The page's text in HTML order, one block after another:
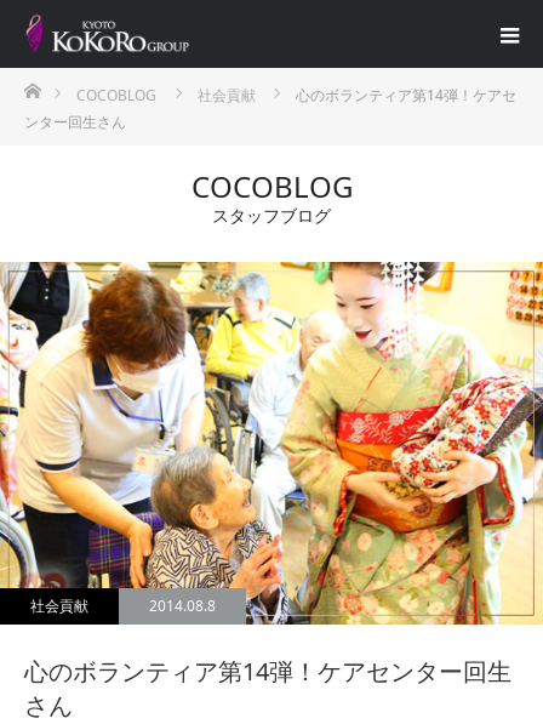
ホームCOCOBLOG 社会貢献
心のボランティア第14弾！ケアセ
ンター回生さん
COCOBLOG
スタッフブログ
社会貢献 2014.08.8
心のボランティア第14弾！ケアセンター回生
さん